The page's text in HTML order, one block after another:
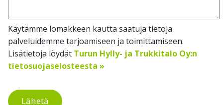
Käytämme lomakkeen kautta saatuja tietoja
palveluidemme tarjoamiseen ja toimittamiseen.
Lisätietoja löydät Turun Hylly- ja Trukkitalo Oy:n
tietosuojaselosteesta »
Lähetä